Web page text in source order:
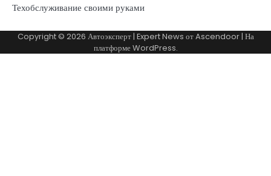
Техобслуживание своими руками
Copyright © 2026 Автоэксперт| Expert News отAscendoor| На
платформеWordPress.